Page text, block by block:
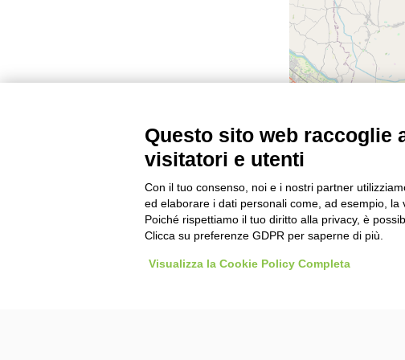
Agenzie Viaggiare da Soci: la tua agenzia viaggio con
Questo sito web raccoglie
visitatori e utenti
Con il tuo consenso, noi e i nostri partner
ed elaborare i dati personali come, ad esempio, la
Poiché rispettiamo il tuo diritto alla privacy, è
Clicca su preferenze GDPR per saperne di più.
Visualizza la Cookie Policy Completa